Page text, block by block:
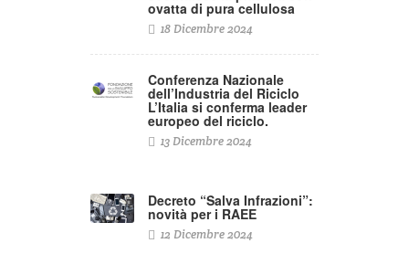
ovatta di pura cellulosa
18 Dicembre 2024
Conferenza Nazionale
dell’Industria del Riciclo
L’Italia si conferma leader
europeo del riciclo.
13 Dicembre 2024
Decreto “Salva Infrazioni”:
novità per i RAEE
12 Dicembre 2024